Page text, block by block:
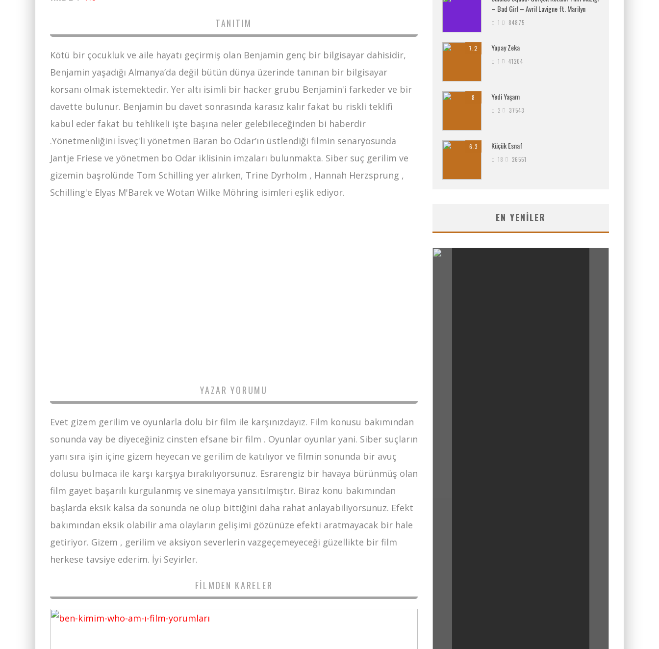
TANITIM
Kötü bir çocukluk ve aile hayatı geçirmiş olan Benjamin genç bir bilgisayar dahisidir,
Benjamin yaşadığı Almanya’da değil bütün dünya üzerinde tanınan bir bilgisayar
korsanı olmak istemektedir. Yer altı isimli bir hacker grubu Benjamin'i farkeder ve bir
davette bulunur. Benjamin bu davet sonrasında karasız kalır fakat bu riskli teklifi
kabul eder fakat bu tehlikeli işte başına neler gelebileceğinden bi haberdir
.Yönetmenliğini İsveç'li yönetmen Baran bo Odar’ın üstlendiği filmin senaryosunda
Jantje Friese ve yönetmen bo Odar iklisinin imzaları bulunmakta. Siber suç gerilim ve
gizemin başrolünde Tom Schilling yer alırken, Trine Dyrholm , Hannah Herzsprung ,
Schilling'e Elyas M'Barek ve Wotan Wilke Möhring isimleri eşlik ediyor.
YAZAR YORUMU
Evet gizem gerilim ve oyunlarla dolu bir film ile karşınızdayız. Film konusu bakımından
sonunda vay be diyeceğiniz cinsten efsane bir film . Oyunlar oyunlar yani. Siber suçların
yanı sıra işin içine gizem heyecan ve gerilim de katılıyor ve filmin sonunda bir avuç
dolusu bulmaca ile karşı karşıya bırakılıyorsunuz. Esrarengiz bir havaya bürünmüş olan
film gayet başarılı kurgulanmış ve sinemaya yansıtılmıştır. Biraz konu bakımından
başlarda eksik kalsa da sonunda ne olup bittiğini daha rahat anlayabiliyorsunuz. Efekt
bakımından eksik olabilir ama olayların gelişimi gözünüze efekti aratmayacak bir hale
getiriyor. Gizem , gerilim ve aksiyon severlerin vazgeçemeyeceği güzellikte bir film
herkese tavsiye ederim. İyi Seyirler.
FILMDEN KARELER
– Bad Girl – Avril Lavigne ft. Marilyn
1 84875
7.2 Yapay Zeka
1 41204
8 Yedi Yaşam
2 37543
6.3 Küçük Esnaf
18 26551
EN YENILER